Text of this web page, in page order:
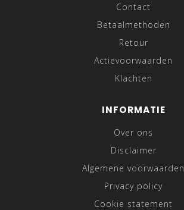
Contact
Betaalmethoden
Retour
Actievoorwaarden
Klachten
INFORMATIE
Over ons
Disclaimer
Algemene voorwaarden
Privacy policy
Cookie statement